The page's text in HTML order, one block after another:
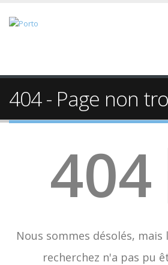
404 - Page non
404
Nous sommes désolés, mais
recherchez n'a pas pu